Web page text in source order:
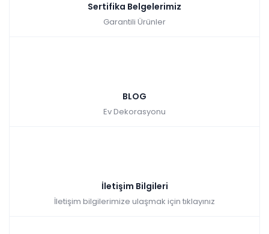
Sertifika Belgelerimiz
Garantili Ürünler
BLOG
Ev Dekorasyonu
İletişim Bilgileri
İletişim bilgilerimize ulaşmak için tıklayınız